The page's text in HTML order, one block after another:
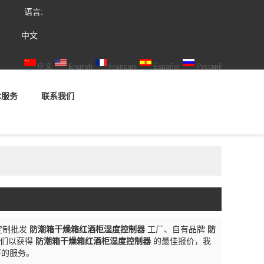
语言:
中文
中文 English Français Español Русский
务 联系我们
批发 防潮箱干燥箱红酒柜湿度控制器工厂、自有品牌 防
以获得 防潮箱干燥箱红酒柜湿度控制器的最佳报价，我
服务。